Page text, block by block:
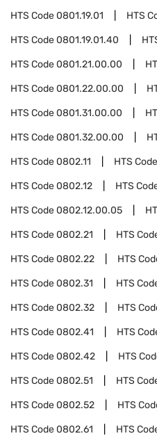
HTS Code0801.19.01 HTS
HTS Code0801.19.01.40
HTS Code0801.21.00.00
HTS Code0801.22.00.00
HTS Code0801.31.00.00
HTS Code0801.32.00.00
HTS Code0802.11 HTS Code
HTS Code0802.12 HTS
HTS Code0802.12.00.05
HTS Code0802.21 HTS
HTS Code0802.22 HTS
HTS Code0802.31 HTS
HTS Code0802.32 HTS
HTS Code0802.41 HTS
HTS Code0802.42 HTS
HTS Code0802.51 HTS
HTS Code0802.52 HTS
HTS Code0802.61 HTS